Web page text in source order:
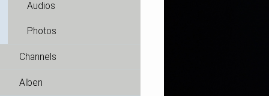
Audios
Photos
Channels
Alben